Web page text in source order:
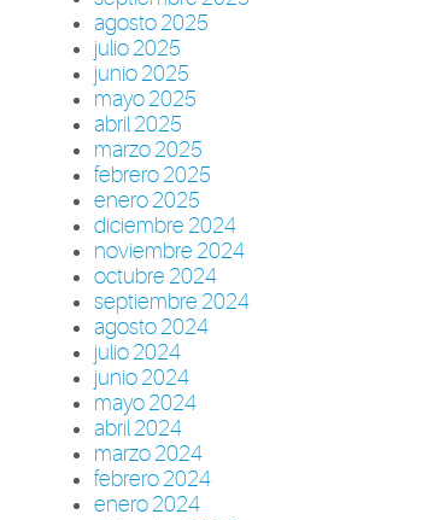
agosto 2025
julio 2025
junio 2025
mayo 2025
abril 2025
marzo 2025
febrero 2025
enero 2025
diciembre 2024
noviembre 2024
octubre 2024
septiembre 2024
agosto 2024
julio 2024
junio 2024
mayo 2024
abril 2024
marzo 2024
febrero 2024
enero 2024